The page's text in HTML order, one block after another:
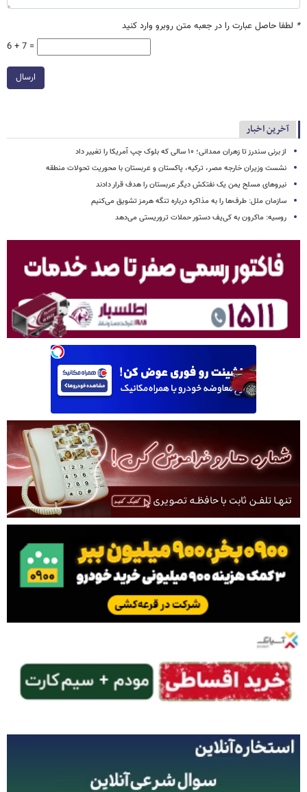
* لطفا حاصل عبارت را در جعبه متن روبرو وارد کنید
6 + 7 =
ارسال
آخرین اخبار
از برنی سندرز تا زهران ممدانی؛ ۱۰ سالی که بلوک چپ آمریکا را تغییر داد
نشست وزیران خارجه مصر، ترکیه، پاکستان و عربستان با محوریت تحولات منطقه
نیروهای مسلح یمن یک نفتکش دیگر عربستان را هدف قرار دادند
سازمان ملل: طرف‌ها را به مذاکره درباره تنگه هرمز تشویق می‌کنیم
روسیه: ماکرون به کی‌یف دستور حملات تروریستی می‌دهد